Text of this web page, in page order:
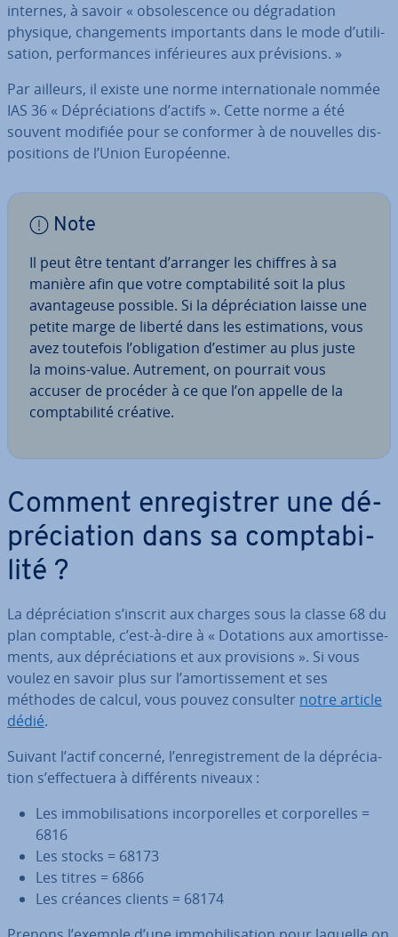
internes, à savoir « ob­so­les­cence ou dé­gra­da­tion
physique, chan­ge­ments im­por­tants dans le mode d’uti­li­
sa­tion, per­for­mances in­fé­rieures aux pré­vi­sions. »
Par ailleurs, il existe une norme in­ter­na­tio­nale nommée
IAS 36 « Dé­pré­cia­tions d’actifs ». Cette norme a été
souvent modifiée pour se conformer à de nouvelles dis­
po­si­tions de l’Union Eu­ro­péenne.
Note
Il peut être tentant d’arranger les chiffres à sa
manière afin que votre comp­ta­bi­lité soit la plus
avan­ta­geuse possible. Si la dé­pré­cia­tion laisse une
petite marge de liberté dans les es­ti­ma­tions, vous
avez toutefois l’obli­ga­tion d’estimer au plus juste
la moins-value. Autrement, on pourrait vous
accuser de procéder à ce que l’on appelle de la
comp­ta­bi­lité créative.
Comment en­re­gis­trer une dé­
pré­cia­tion dans sa comp­ta­bi­
lité ?
La dé­pré­cia­tion s’inscrit aux charges sous la classe 68 du
plan comptable, c’est-à-dire à « Dotations aux amor­tis­se­
ments, aux dé­pré­cia­tions et aux pro­vi­sions ». Si vous
voulez en savoir plus sur l’amor­tis­se­ment et ses
méthodes de calcul, vous pouvez consulter notre article
dédié.
Suivant l’actif concerné, l’en­re­gis­tre­ment de la dé­pré­cia­
tion s’ef­fec­tuera à dif­fé­rents niveaux :
Les im­mo­bi­li­sa­tions in­cor­po­relles et cor­po­relles =
6816
Les stocks = 68173
Les titres = 6866
Les créances clients = 68174